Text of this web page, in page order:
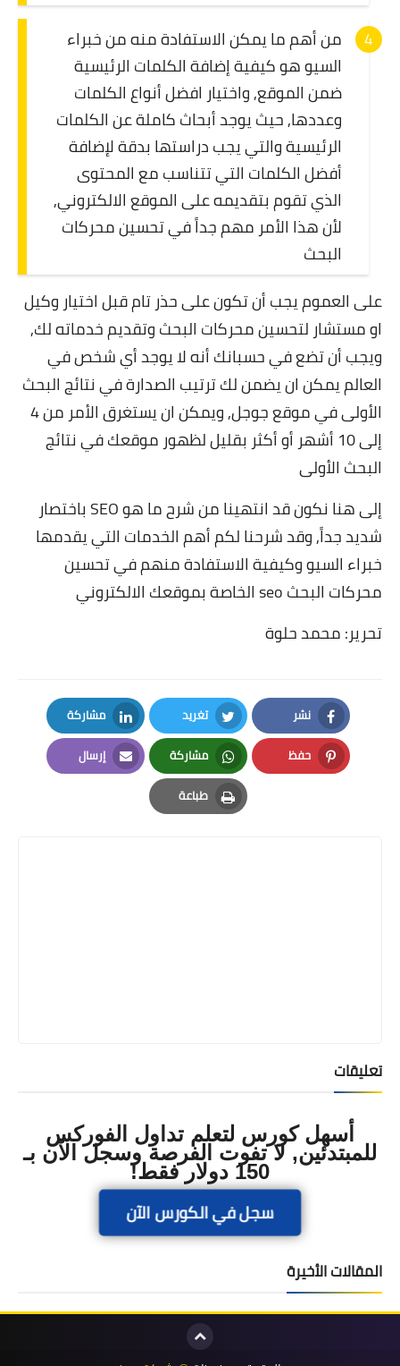
من أهم ما يمكن الاستفادة منه من خبراء
السيو هو كيفية إضافة الكلمات الرئيسية
ضمن الموقع, واختيار افضل أنواع الكلمات
وعددها, حيث يوجد أبحاث كاملة عن الكلمات
الرئيسية والتي يجب دراستها بدقة لإضافة
أفضل الكلمات التي تتناسب مع المحتوى
الذي تقوم بتقديمه على الموقع الالكتروني,
لأن هذا الأمر مهم جداً في تحسين محركات
البحث
على العموم يجب أن تكون على حذر تام قبل اختيار وكيل
او مستشار لتحسين محركات البحث وتقديم خدماته لك,
ويجب أن تضع في حسبانك أنه لا يوجد أي شخص في
العالم يمكن ان يضمن لك ترتيب الصدارة في نتائج البحث
الأولى في موقع جوجل, ويمكن ان يستغرق الأمر من 4
إلى 10 أشهر أو أكثر بقليل لظهور موقعك في نتائج
البحث الأولى
إلى هنا نكون قد انتهينا من شرح ما هو SEO باختصار
شديد جداً, وقد شرحنا لكم أهم الخدمات التي يقدمها
خبراء السيو وكيفية الاستفادة منهم في تحسين
محركات البحث seo الخاصة بموقعك الالكتروني
تحرير: محمد حلوة
نشر
Facebook
تغريد
Twitter
مشاركة
LinkedIn
حفظ
Pinterest
مشاركة
Whatsapp
إرسال
Email
طباعة
Print
تعليقات
أسهل كورس لتعلم تداول الفوركس
للمبتدئين, لا تفوت الفرصة وسجل الآن بـ
150 دولار فقط!
سجل في الكورس الآن
المقالات الأخيرة